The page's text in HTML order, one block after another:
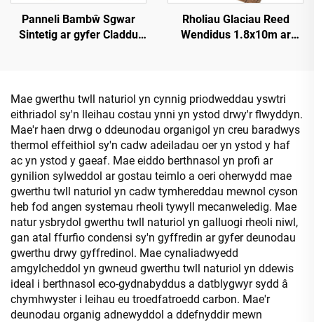
Panneli Bambŵ Sgwar
Sintetig ar gyfer Claddu
Rholiau Glaciau Reed
Wendidus 1.8x10m ar
Mae gwerthu twll naturiol yn cynnig priodweddau yswtri
eithriadol sy'n lleihau costau ynni yn ystod drwy'r flwyddyn.
Mae'r haen drwg o ddeunodau organigol yn creu baradwys
thermol effeithiol sy'n cadw adeiladau oer yn ystod y haf
ac yn ystod y gaeaf. Mae eiddo berthnasol yn profi ar
gynilion sylweddol ar gostau teimlo a oeri oherwydd mae
gwerthu twll naturiol yn cadw tymhereddau mewnol cyson
heb fod angen systemau rheoli tywyll mecanweledig. Mae
natur ysbrydol gwerthu twll naturiol yn galluogi rheoli niwl,
gan atal ffurfio condensi sy'n gyffredin ar gyfer deunodau
gwerthu drwy gyffredinol. Mae cynaliadwyedd
amgylcheddol yn gwneud gwerthu twll naturiol yn ddewis
ideal i berthnasol eco-gydnabyddus a datblygwyr sydd â
chymhwyster i leihau eu troedfatroedd carbon. Mae'r
deunodau organig adnewyddol a ddefnyddir mewn